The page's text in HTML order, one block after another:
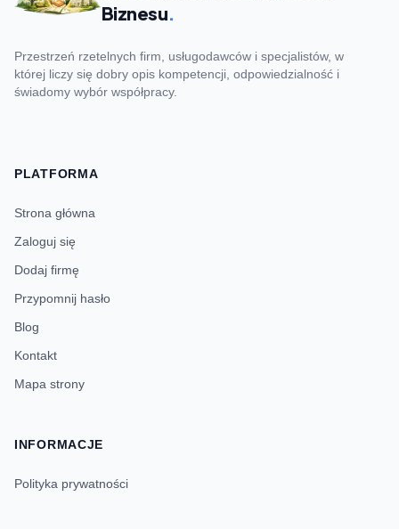
Biznesu.
Przestrzeń rzetelnych firm, usługodawców i specjalistów, w
której liczy się dobry opis kompetencji, odpowiedzialność i
świadomy wybór współpracy.
PLATFORMA
Strona główna
Zaloguj się
Dodaj firmę
Przypomnij hasło
Blog
Kontakt
Mapa strony
INFORMACJE
Polityka prywatności